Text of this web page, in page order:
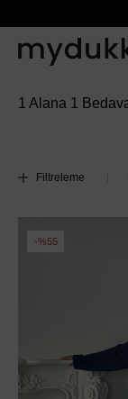
1 Alana 1
Filtreleme
%55